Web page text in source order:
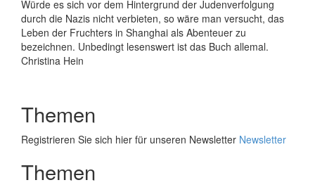
Würde es sich vor dem Hintergrund der Judenverfolgung
durch die Nazis nicht verbieten, so wäre man versucht, das
Leben der Fruchters in Shanghai als Abenteuer zu
bezeichnen. Unbedingt lesenswert ist das Buch allemal.
Christina Hein
Themen
Registrieren Sie sich hier für unseren Newsletter Newsletter
Themen